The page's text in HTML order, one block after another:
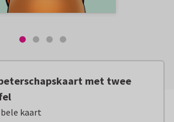
met twee
kaart
verzendkosten